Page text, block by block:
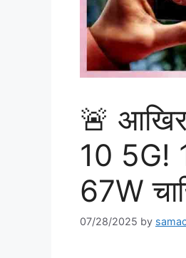
🚨
10 5G!
67W
07/28/2025 by